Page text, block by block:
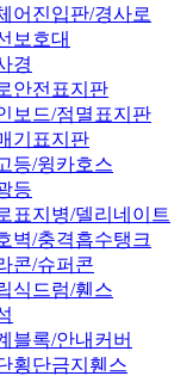
어진입판/경사로
보호대
경
안전표지판
보드/점멸표지판
기표지판
등/윙카호스
등
표지병/델리네이트
벽/충격흡수탱크
콘/슈퍼콘
식드럼/휀스
블록/안내커버
횡단금지휀스